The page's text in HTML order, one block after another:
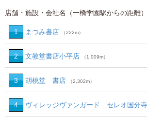
店舗・施設・会社名（一橋学園駅からの距離）
1 まつみ書店 （222m）
2 文教堂書店小平店 （1,009m）
3 胡桃堂 書店 （2,302m）
4 ヴィレッジヴァンガード セレオ国分